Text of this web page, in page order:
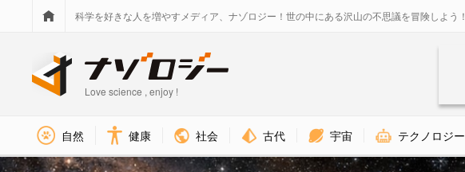
科学を好きな人を増やすメディア、ナゾロジー！世の中にある沢山の不思議を冒険しよう！
Love science , enjoy !
自然 健康 社会 古代 宇宙 テクノロジー